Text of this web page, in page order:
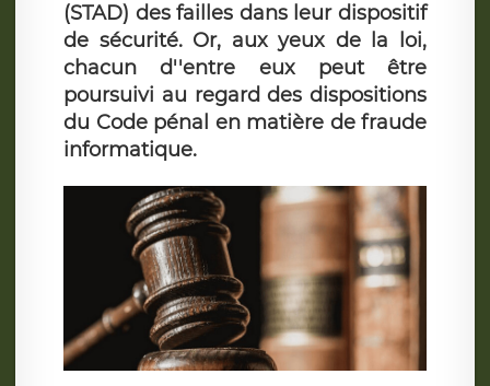
(STAD) des failles dans leur dispositif
de sécurité. Or, aux yeux de la loi,
chacun d''entre eux peut être
poursuivi au regard des dispositions
du Code pénal en matière de fraude
informatique.